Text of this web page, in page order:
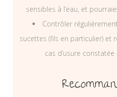
sensibles à l’eau, et
Contrôler
sucettes (fils en particulier) et
cas d’usure